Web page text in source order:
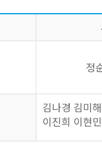
정
김나경 김미
이진희 이현